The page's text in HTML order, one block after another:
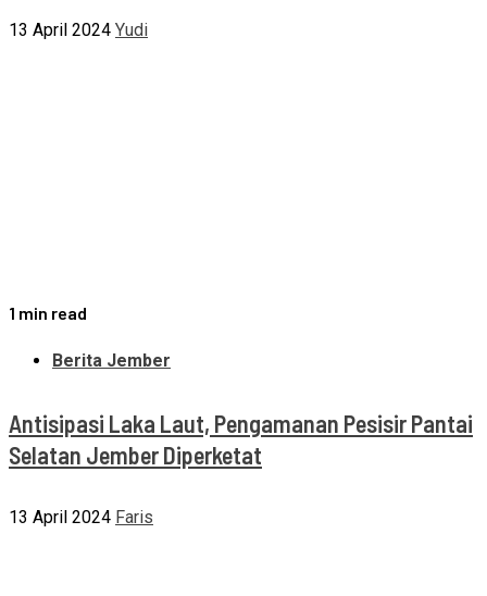
13 April 2024 Yudi
1 min read
Berita Jember
Antisipasi Laka Laut, Pengamanan Pesisir Pantai
Selatan Jember Diperketat
13 April 2024 Faris